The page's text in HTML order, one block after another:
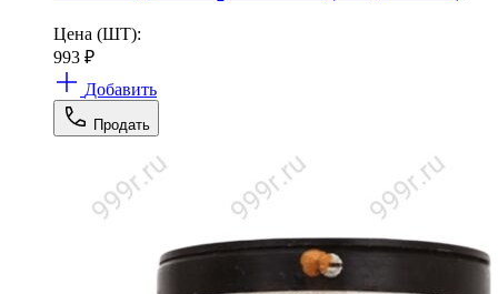
Цена (ШТ):
993 ₽
Добавить
Продать